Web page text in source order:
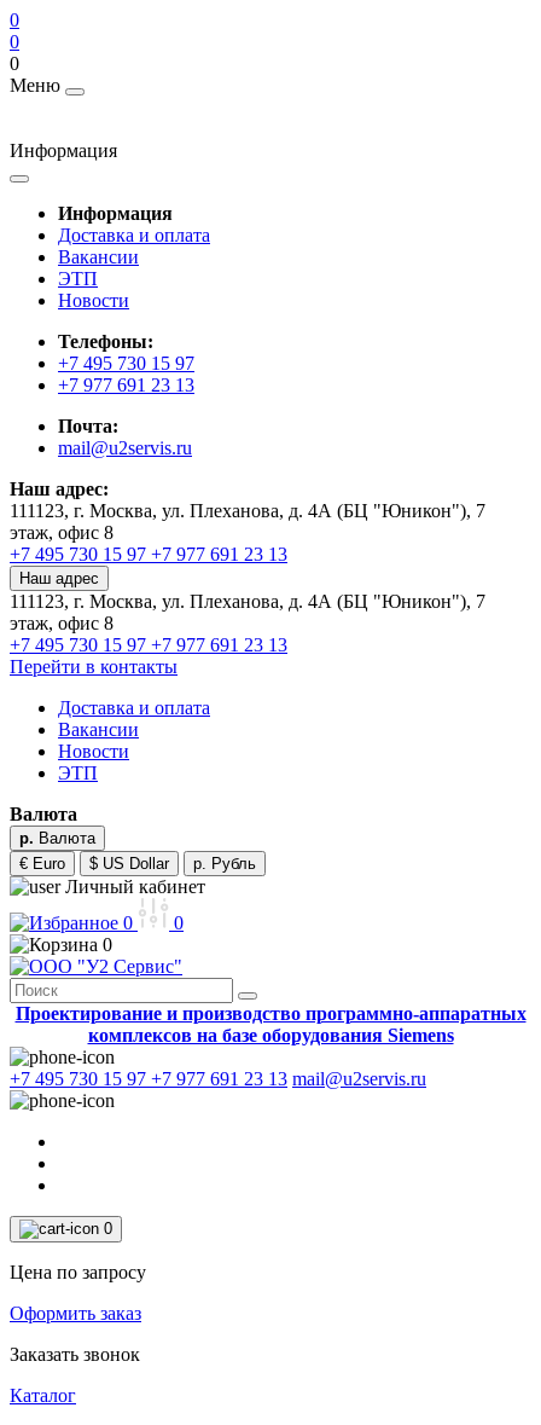
0
0
0
Меню
Информация
Информация
Доставка и оплата
Вакансии
ЭТП
Новости
Телефоны:
+7 495 730 15 97
+7 977 691 23 13
Почта:
mail@u2servis.ru
Наш адрес:
111123, г. Москва, ул. Плеханова, д. 4А (БЦ "Юникон"), 7
этаж, офис 8
+7 495 730 15 97 +7 977 691 23 13
Наш адрес
111123, г. Москва, ул. Плеханова, д. 4А (БЦ "Юникон"), 7
этаж, офис 8
+7 495 730 15 97 +7 977 691 23 13
Перейти в контакты
Доставка и оплата
Вакансии
Новости
ЭТП
Валюта
р. Валюта
€ Euro
$ US Dollar р. Рубль
Личный кабинет
0
0
0
Проектирование и производство программно-аппаратных
комплексов на базе оборудования Siemens
+7 495 730 15 97 +7 977 691 23 13 mail@u2servis.ru
0
Цена по запросу
Оформить заказ
Заказать звонок
Каталог